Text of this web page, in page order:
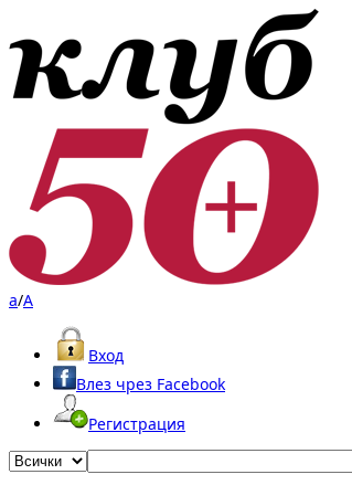
a/A
Вход
Влез чрез Facebook
Регистрация